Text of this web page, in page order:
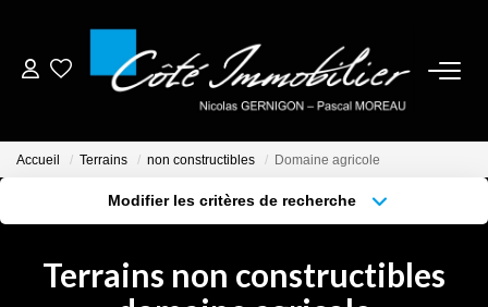
ESTIMER
Accueil Terrains non constructibles Domaine agricole
Modifier les critères de recherche
Surface min Budget max
Terrains non constructibles